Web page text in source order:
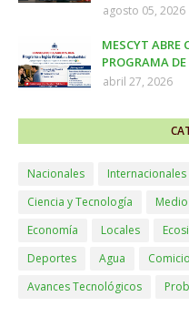
agosto 05, 2026
MESCYT ABRE
PROGRAMA
abril 27, 2026
Nacionales Internacionales
Ciencia y Tecnología
Economía
Locales
Deportes
Agua
Avances Tecnológicos